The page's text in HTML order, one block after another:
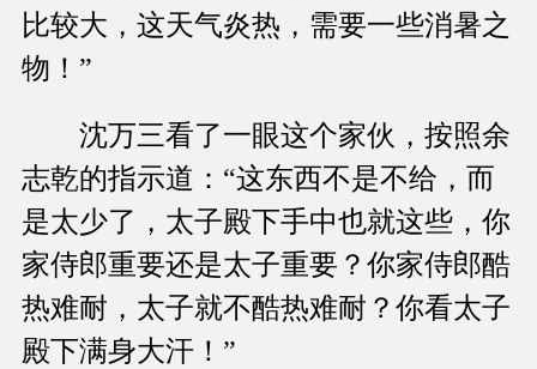
比较大，这天气炎热，需要一些消暑之
物！”
沈万三看了一眼这个家伙，按照余
志乾的指示道：“这东西不是不给，而
是太少了，太子殿下手中也就这些，你
家侍郎重要还是太子重要？你家侍郎酷
热难耐，太子就不酷热难耐？你看太子
殿下满身大汗！”